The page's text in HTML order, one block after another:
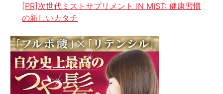
[PR]次世代ミストサプリメント IN MIST: 健康習慣
の新しいカタチ